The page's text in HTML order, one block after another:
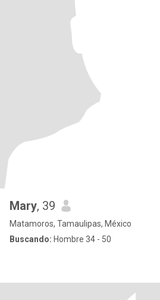
Mary, 39
Matamoros, Tamaulipas, México
Buscando: Hombre 34 - 50